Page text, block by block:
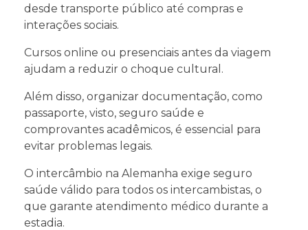
desde transporte público até compras e
interações sociais.
Cursos online ou presenciais antes da viagem
ajudam a reduzir o choque cultural.
Além disso, organizar documentação, como
passaporte, visto, seguro saúde e
comprovantes acadêmicos, é essencial para
evitar problemas legais.
O intercâmbio na Alemanha exige seguro
saúde válido para todos os intercambistas, o
que garante atendimento médico durante a
estadia.